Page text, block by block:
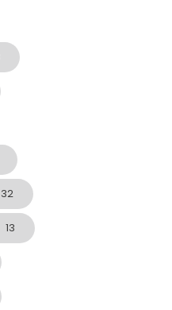
32
13